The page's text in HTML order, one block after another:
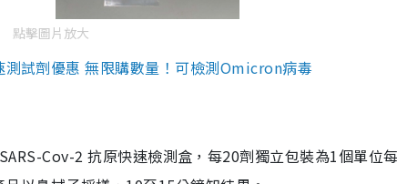
點擊圖片放大
試劑優惠 無限購數量！可檢測Omicron病毒
Cov-2 抗原快速檢測盒，每20劑獨立包裝為1個單位